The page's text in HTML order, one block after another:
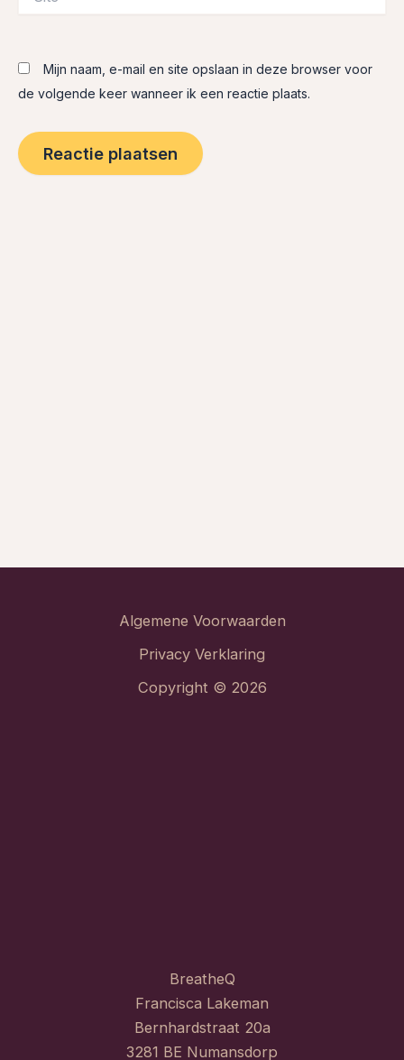
Mijn naam, e-mail en site opslaan in deze browser voor
de volgende keer wanneer ik een reactie plaats.
Algemene Voorwaarden
Privacy Verklaring
Copyright © 2026
BreatheQ
Francisca Lakeman
Bernhardstraat 20a
3281 BE Numansdorp